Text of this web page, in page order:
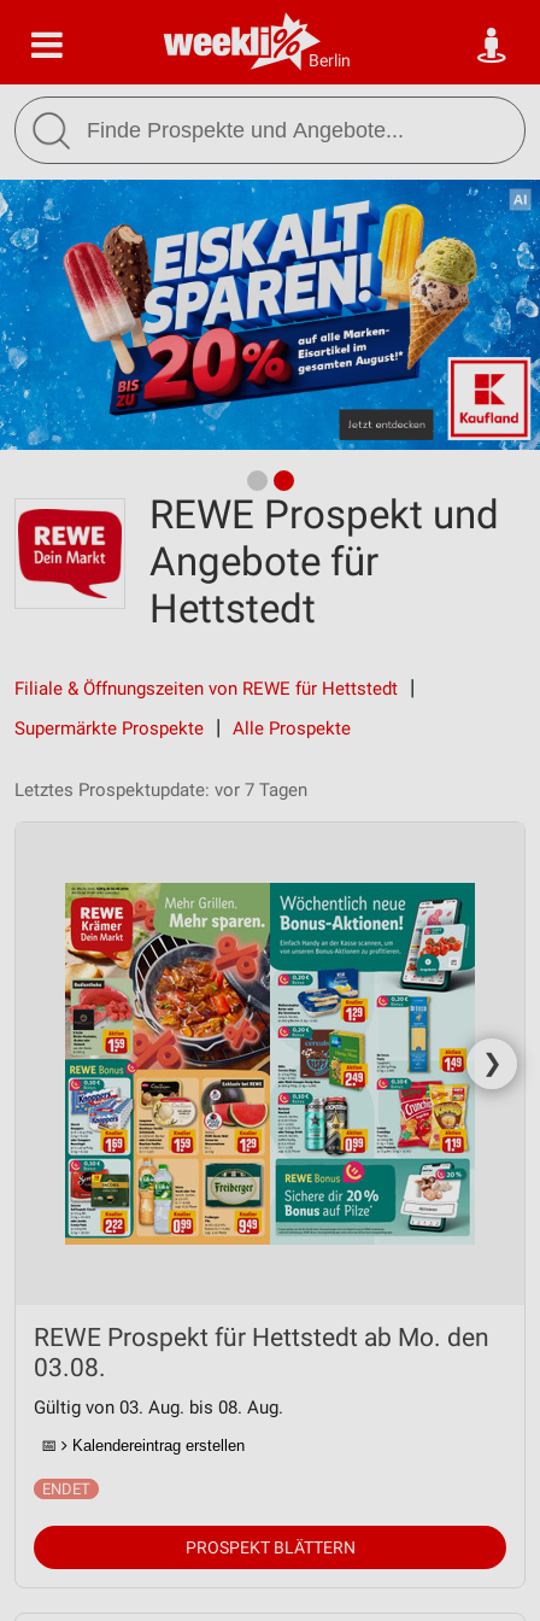
Berlin
REWE Prospekt und
Angebote für
Hettstedt
Filiale & Öffnungszeiten von REWE für Hettstedt
Supermärkte Prospekte
Alle Prospekte
Letztes Prospektupdate: vor 7 Tagen
❯
REWE Prospekt für Hettstedt ab Mo. den
03.08.
Gültig von 03. Aug. bis 08. Aug.
📅 Kalendereintrag erstellen
PROSPEKT BLÄTTERN